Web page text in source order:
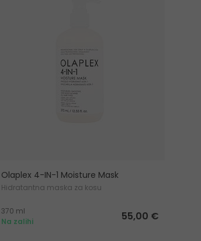
Olaplex 4-IN-1 Moisture Mask
Hidratantna maska za kosu
370 ml
Na zalihi
55,00 €